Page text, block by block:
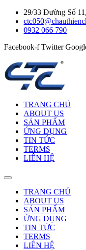
29/33 Đường Số
0932 066 790
Facebook-f Twitter
TRANG CHỦ
ABOUT US
SẢN PHẨM
ỨNG DỤNG
TIN TỨC
TERMS
LIÊN HỆ
TRANG CHỦ
ABOUT US
SẢN PHẨM
ỨNG DỤNG
TIN TỨC
TERMS
LIÊN HỆ